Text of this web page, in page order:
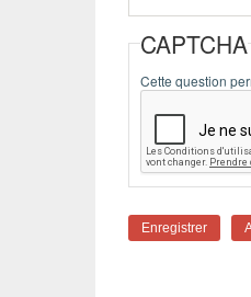
CAPTCHA
Cette question